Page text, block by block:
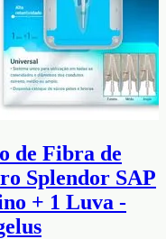
de Fibra de
Splendor SAP
+ 1 Luva -